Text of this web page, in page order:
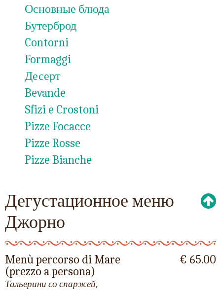
Основные блюда
Бутерброд
Contorni
Formaggi
Десерт
Bevande
Sfizi e Crostoni
Pizze Focacce
Pizze Rosse
Pizze Bianche
Дегустационное меню
Джорно
Menù percorso di Mare
(prezzo a persona)
Тальерини со спаржей,
€ 65.00